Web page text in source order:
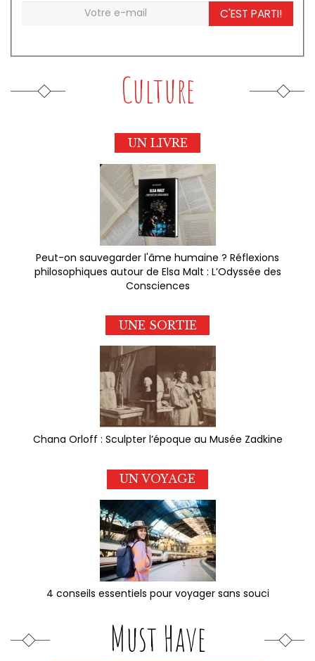
C'EST PARTI!
Culture
UN LIVRE
Peut-on sauvegarder l'âme humaine ? Réflexions
philosophiques autour de Elsa Malt : L’Odyssée des
Consciences
UNE SORTIE
Chana Orloff : Sculpter l’époque au Musée Zadkine
UN VOYAGE
4 conseils essentiels pour voyager sans souci
Must Have